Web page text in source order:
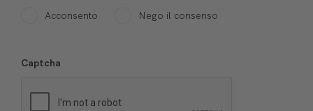
Acconsento
Nego il consenso
Captcha